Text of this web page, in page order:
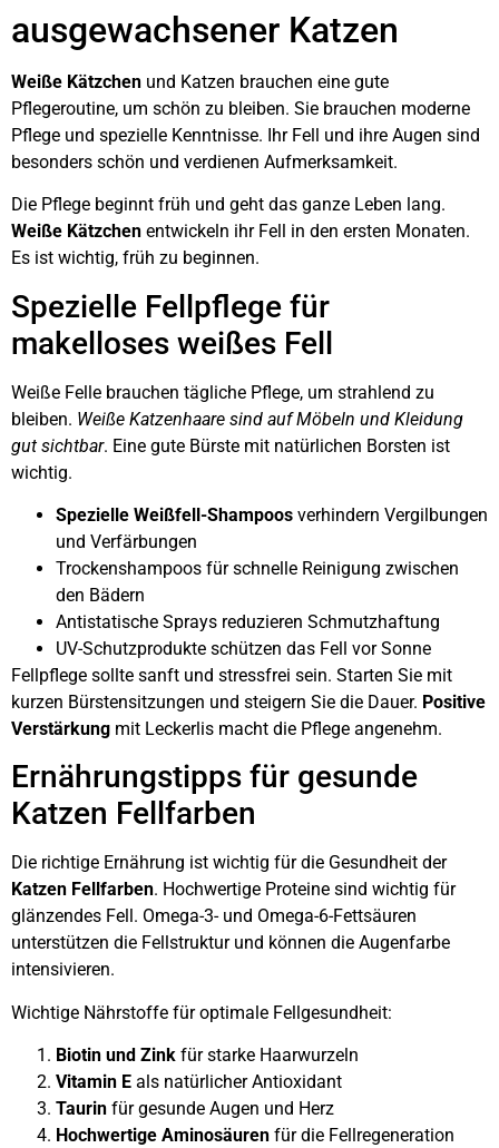
ausgewachsener Katzen
Weiße Kätzchen und Katzen brauchen eine gute
Pflegeroutine, um schön zu bleiben. Sie brauchen moderne
Pflege und spezielle Kenntnisse. Ihr Fell und ihre Augen sind
besonders schön und verdienen Aufmerksamkeit.
Die Pflege beginnt früh und geht das ganze Leben lang.
Weiße Kätzchen entwickeln ihr Fell in den ersten Monaten.
Es ist wichtig, früh zu beginnen.
Spezielle Fellpflege für
makelloses weißes Fell
Weiße Felle brauchen tägliche Pflege, um strahlend zu
bleiben. Weiße Katzenhaare sind auf Möbeln und Kleidung
gut sichtbar. Eine gute Bürste mit natürlichen Borsten ist
wichtig.
Spezielle Weißfell-Shampoos verhindern Vergilbungen
und Verfärbungen
Trockenshampoos für schnelle Reinigung zwischen
den Bädern
Antistatische Sprays reduzieren Schmutzhaftung
UV-Schutzprodukte schützen das Fell vor Sonne
Fellpflege sollte sanft und stressfrei sein. Starten Sie mit
kurzen Bürstensitzungen und steigern Sie die Dauer. Positive
Verstärkung mit Leckerlis macht die Pflege angenehm.
Ernährungstipps für gesunde
Katzen Fellfarben
Die richtige Ernährung ist wichtig für die Gesundheit der
Katzen Fellfarben. Hochwertige Proteine sind wichtig für
glänzendes Fell. Omega-3- und Omega-6-Fettsäuren
unterstützen die Fellstruktur und können die Augenfarbe
intensivieren.
Wichtige Nährstoffe für optimale Fellgesundheit:
Biotin und Zink für starke Haarwurzeln
Vitamin E als natürlicher Antioxidant
Taurin für gesunde Augen und Herz
Hochwertige Aminosäuren für die Fellregeneration